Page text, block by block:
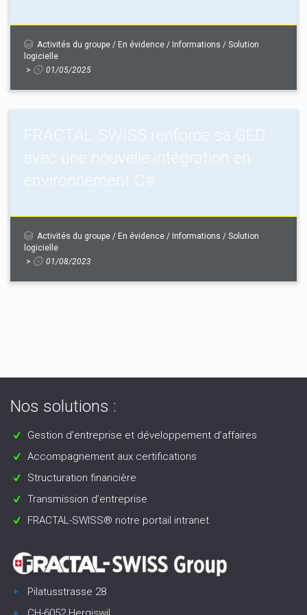
Activités du groupe / En évidence / Informations / Solution
logicielle
>
01/05/2025
FRACTAL-SWISS renforce sa GED
avec une nouvelle intégration en
environnement C#
Activités du groupe / En évidence / Informations / Solution
logicielle
>
01/08/2023
Nos solutions :
Gestion d’entreprise et développement d’affaires
Accompagnement aux certifications
Structuration financière
Transmission d’entreprise
FRACTAL-SWISS® notre portail intranet
Pilatusstrasse 28